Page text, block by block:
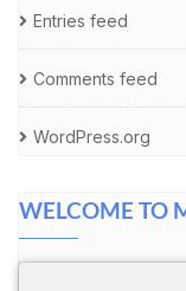
Entries feed
Comments feed
WordPress.org
WELCOME TO